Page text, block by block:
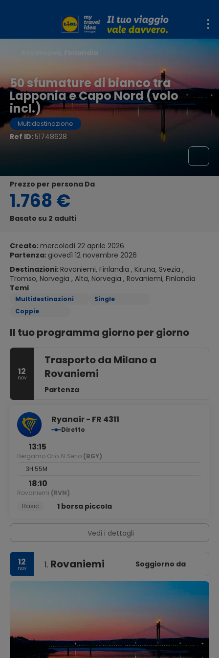
50 sfumature di bianco tra
Lapponia e Capo Nord (volo
incl.)
Multidestinazione
Ref ID:51748628
Rovaniemi, Finlandia
Prezzo per persona Da
1.768 €
Basato su 2 adulti
Creato:mercoledì 22 aprile 2026
Partenza: giovedì 12 novembre 2026
Destinazioni:Rovaniemi, Finlandia , Kiruna, Svezia ,
Tromso, Norvegia , Alta, Norvegia , Rovaniemi, Finlandia
Temi
Multidestinazioni
Single
Coppie
Il tuo programma giorno per giorno
12
nov
Trasporto da Milano a
Rovaniemi
Partenza
Ryanair - FR 4311
Diretto
13:15
Bergamo Orio Al Serio (BGY)
3H 55M
18:10
Rovaniemi (RVN)
Basic
1 borsa piccola
Vedi i dettagli
12
nov 1. Rovaniemi Soggiorno da